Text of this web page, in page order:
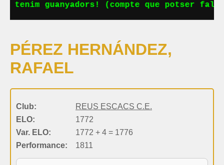
tenim guanyadors! (compte que potser
PÉREZ HERNÁNDEZ,
RAFAEL
Club:
REUS ESCACS C.E.
ELO:
1772
Var. ELO:
1772 + 4 = 1776
Performance:
1811